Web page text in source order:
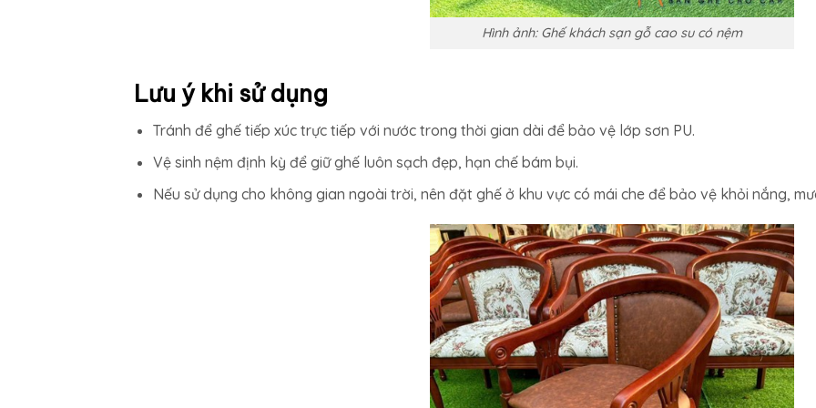
Hình ảnh: Ghế khách sạn gỗ cao su có nệm
Lưu ý khi sử dụng
Tránh để ghế tiếp xúc trực tiếp với nước trong thời gian dài để bảo vệ lớp sơn PU.
Vệ sinh nệm định kỳ để giữ ghế luôn sạch đẹp, hạn chế bám bụi.
Nếu sử dụng cho không gian ngoài trời, nên đặt ghế ở khu vực có mái che để bảo vệ khỏi nắng,